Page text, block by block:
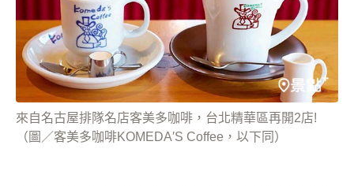
來自名古屋排隊名店客美多咖啡，台北精華區再開2店!
（圖／客美多咖啡KOMEDA′S Coffee，以下同）